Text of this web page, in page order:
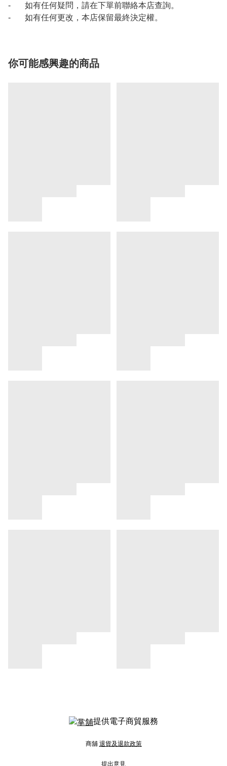
- 如有任何疑問，請在下單前聯絡本店查詢。
- 如有任何更改，本店保留最終決定權。
你可能感興趣的商品
提供電子商貿服務
商舖 退貨及退款政策
提出意見